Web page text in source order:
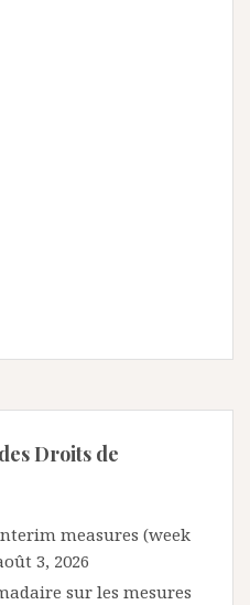
Droits de
measures (week
3, 2026
sur les mesures